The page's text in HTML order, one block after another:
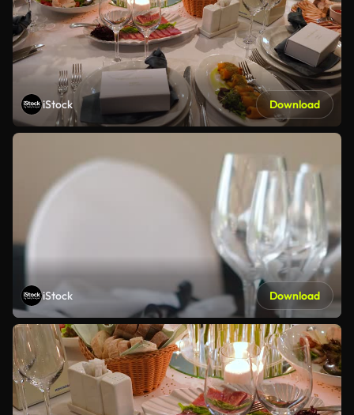
iStock Download
iStock Download